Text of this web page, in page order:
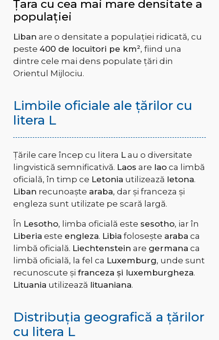
Țara cu cea mai mare densitate a
populației
Liban are o densitate a populației ridicată, cu
peste 400 de locuitori pe km², fiind una
dintre cele mai dens populate țări din
Orientul Mijlociu.
Limbile oficiale ale țărilor cu
litera L
Țările care încep cu litera Lau o diversitate
lingvistică semnificativă. Laos are laoca limbă
oficială, în timp ce Letonia utilizează letona.
Liban recunoaște araba, dar și franceza și
engleza sunt utilizate pe scară largă.
În Lesotho, limba oficială este sesotho, iar în
Liberia este engleza. Libia folosește araba ca
limbă oficială. Liechtenstein are germana ca
limbă oficială, la fel ca Luxemburg, unde sunt
recunoscute și franceza și luxemburgheza.
Lituania utilizează lituaniana.
Distribuția geografică a țărilor
cu litera L